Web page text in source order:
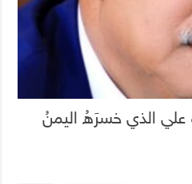
علي الذي خسرَهُ اليمنُ